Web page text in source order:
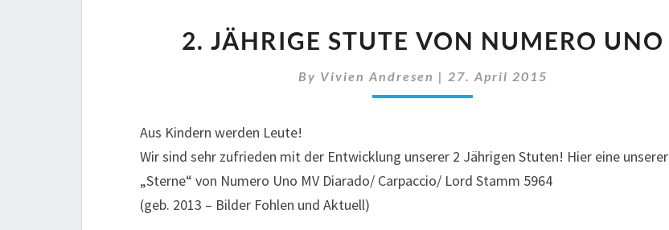
JÄHRIGE
VON
NUMERO
2. JÄHRIGE STUTE VON NUMERO UNO
By Vivien Andresen | 27. April 2015
Aus Kindern werden Leute!
Wir sind sehr zufrieden mit der Entwicklung unserer 2 Jährigen Stuten! Hier eine unserer
„Sterne“ von Numero Uno MV Diarado/ Carpaccio/ Lord Stamm 5964
(geb. 2013 – Bilder Fohlen und Aktuell)